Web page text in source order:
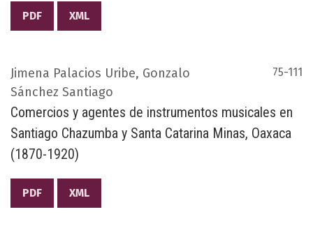
PDF XML
Jimena Palacios Uribe, Gonzalo
Sánchez Santiago
75-111
Comercios y agentes de instrumentos musicales en
Santiago Chazumba y Santa Catarina Minas, Oaxaca
(1870-1920)
PDF XML